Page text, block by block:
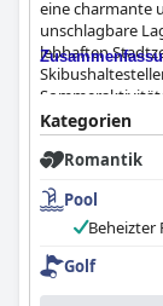
eine charmante
unschlagbare
lebhaften
bietet einen
der die
gemütlichen
unterstreicht.
Das Frühstück
hochwertigen
Joghurt, die
Kategorien
Romantik
Pool
Beheizter
Golf